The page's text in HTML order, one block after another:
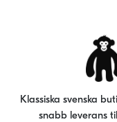
Klassiska svenska
snabb leverans